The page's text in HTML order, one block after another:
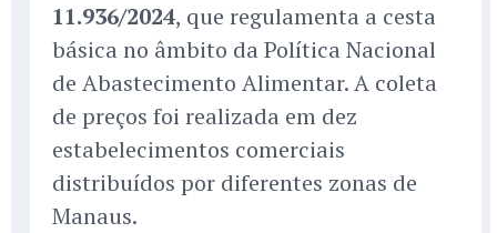
11.936/2024, que regulamenta a cesta
básica no âmbito da Política Nacional
de Abastecimento Alimentar. A coleta
de preços foi realizada em dez
estabelecimentos comerciais
distribuídos por diferentes zonas de
Manaus.